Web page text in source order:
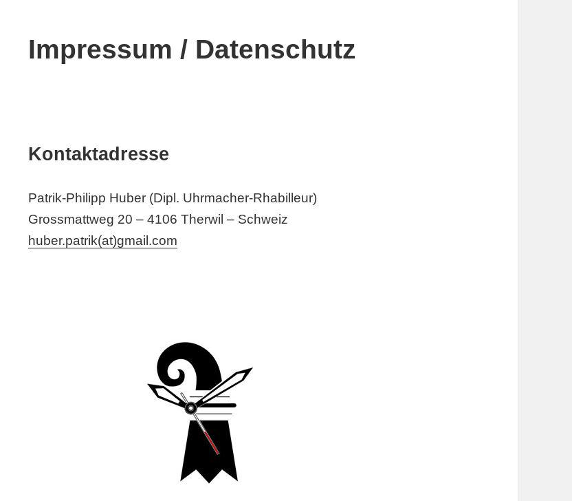
Impressum / Datenschutz
Kontaktadresse
Patrik-Philipp Huber (Dipl. Uhrmacher-Rhabilleur)
Grossmattweg 20 – 4106 Therwil – Schweiz
huber.patrik(at)gmail.com